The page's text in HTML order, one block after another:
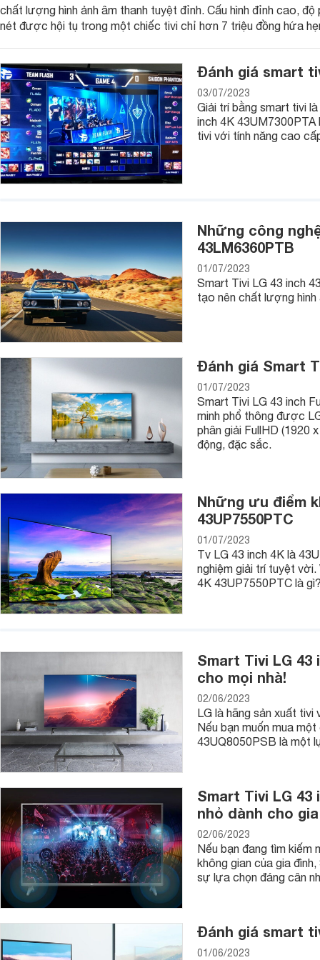
smart tivi LG 4K 43 inch43UM7300PTA, smart tivi LG 43
43UK6540PTD,... sẽ là những gợi ý xứng đáng để bạn
chất lượng hình ảnh âm thanh tuyệt đỉnh. Cấu hình đỉnh cao, độ
nét được hội tụ trong một chiếc tivi chỉ hơn 7 triệu đồng hứa
Đánh giá smart
03/07/2023
Giải trí bằng smart tivi
inch 4K
tivi với tính năng cao
Những công
43LM6360PTB
01/07/2023
Smart Tivi LG 43 inch
tạo nên chất lượng
Đánh giá Smart
01/07/2023
Smart Tivi LG 43 inch
minh phổ thông được
phân giải FullHD (1920
động, đặc sắc.
Những ưu điểm
43UP7550PTC
01/07/2023
Tv LG 43 inch 4K là
nghiệm giải trí tuyệt
4K 43UP7550PTC là
Smart Tivi LG 43
cho mọi nhà!
02/06/2023
LG là hãng sản xuất tivi
Nếu bạn muốn mua
43UQ8050PSB là một
Smart Tivi LG 43
nhỏ dành cho
02/06/2023
Nếu bạn đang tìm kiếm
không gian của gia
sự lựa chọn đáng cân
Đánh giá smart
01/06/2023